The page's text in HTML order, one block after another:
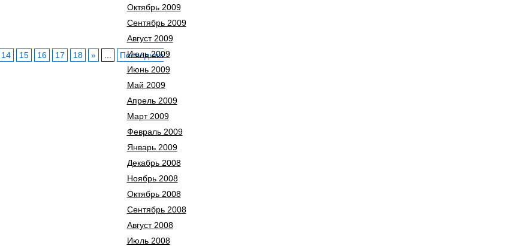
14 15 16 17 18 »
Последняя
Октябрь 2009
Сентябрь 2009
Август 2009
Июль 2009
Июнь 2009
Май 2009
Апрель 2009
Март 2009
Февраль 2009
Январь 2009
Декабрь 2008
Ноябрь 2008
Октябрь 2008
Сентябрь 2008
Август 2008
Июль 2008